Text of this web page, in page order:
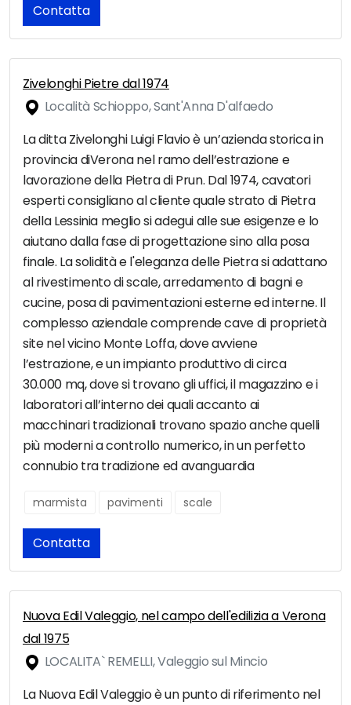
Contatta
Zivelonghi Pietre dal 1974
Località Schioppo, Sant'Anna D'alfaedo
La ditta Zivelonghi Luigi Flavio è un’azienda storica in
provincia diVerona nel ramo dell’estrazione e
lavorazione della Pietra di Prun. Dal 1974, cavatori
esperti consigliano al cliente quale strato di Pietra
della Lessinia meglio si adegui alle sue esigenze e lo
aiutano dalla fase di progettazione sino alla posa
finale. La solidità e l'eleganza delle Pietra si adattano
al rivestimento di scale, arredamento di bagni e
cucine, posa di pavimentazioni esterne ed interne. Il
complesso aziendale comprende cave di proprietà
site nel vicino Monte Loffa, dove avviene
l’estrazione, e un impianto produttivo di circa
30.000 mq, dove si trovano gli uffici, il magazzino e i
laboratori all’interno dei quali accanto ai
macchinari tradizionali trovano spazio anche quelli
più moderni a controllo numerico, in un perfetto
connubio tra tradizione ed avanguardia
marmista pavimenti scale
Contatta
Nuova Edil Valeggio, nel campo dell'edilizia a Verona
dal 1975
LOCALITA` REMELLI, Valeggio sul Mincio
La Nuova Edil Valeggio è un punto di riferimento nel